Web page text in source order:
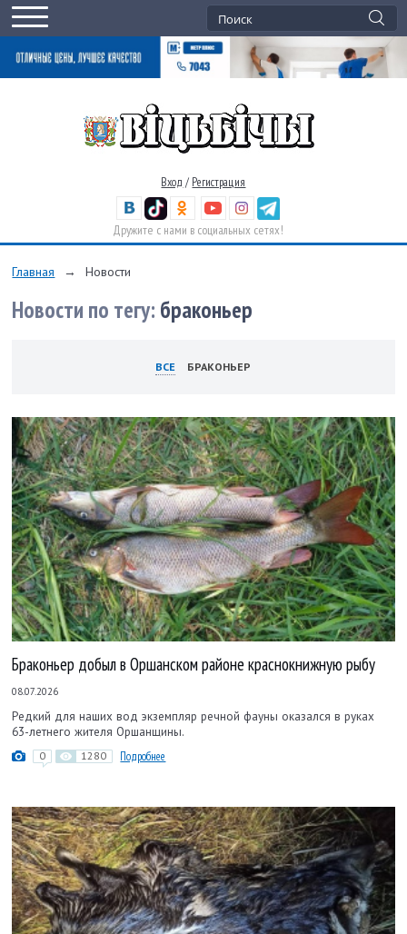
Вход / Регистрация
Дружите с нами в социальных сетях!
Главная → Новости
Новости по тегу: браконьер
ВСЕ БРАКОНЬЕР
Браконьер добыл в Оршанском районе краснокнижную рыбу
08.07.2026
Редкий для наших вод экземпляр речной фауны оказался в руках
63-летнего жителя Оршанщины.
0 1280 Подробнее